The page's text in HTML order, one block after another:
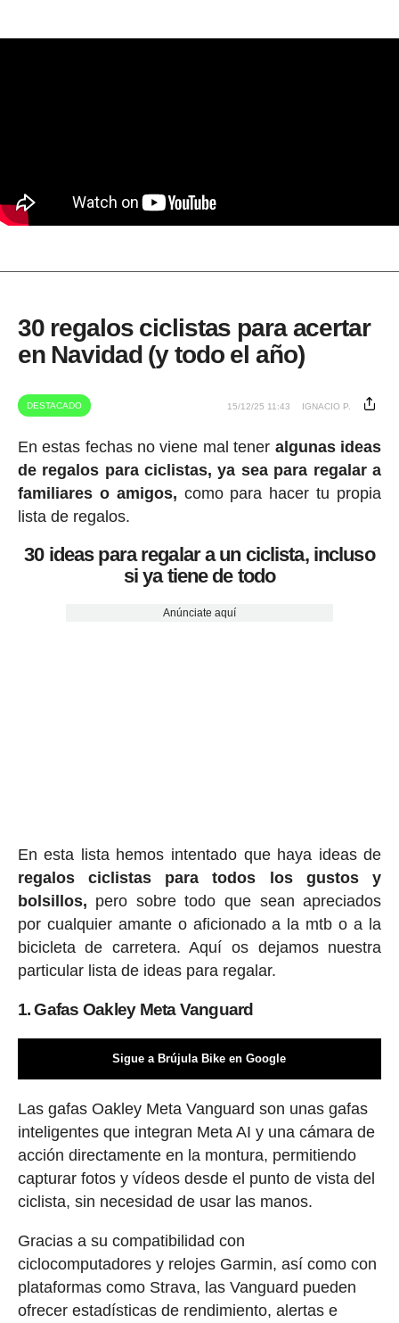
30 regalos ciclistas para acertar
en Navidad (y todo el año)
DESTACADO 15/12/25 11:43 IGNACIO P.
En estas fechas no viene mal tener algunas ideas
de regalos para ciclistas, ya sea para regalar a
familiares o amigos, como para hacer tu propia
lista de regalos.
30 ideas para regalar a un ciclista, incluso
si ya tiene de todo
Anúnciate aquí
En esta lista hemos intentado que haya ideas de
regalos ciclistas para todos los gustos y
bolsillos, pero sobre todo que sean apreciados
por cualquier amante o aficionado a la mtb o a la
bicicleta de carretera. Aquí os dejamos nuestra
particular lista de ideas para regalar.
1. Gafas Oakley Meta Vanguard
Sigue a Brújula Bike en Google
Las gafas Oakley Meta Vanguard son unas gafas
inteligentes que integran Meta AI y una cámara de
acción directamente en la montura, permitiendo
capturar fotos y vídeos desde el punto de vista del
ciclista, sin necesidad de usar las manos.
Gracias a su compatibilidad con
ciclocomputadores y relojes Garmin, así como con
plataformas como Strava, las Vanguard pueden
ofrecer estadísticas de rendimiento, alertas e